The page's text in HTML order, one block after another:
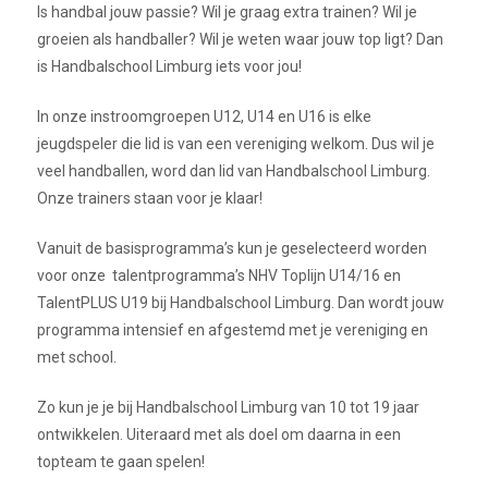
Is handbal jouw passie? Wil je graag extra trainen? Wil je
groeien als handballer? Wil je weten waar jouw top ligt? Dan
is Handbalschool Limburg iets voor jou!
In onze instroomgroepen U12, U14 en U16 is elke
jeugdspeler die lid is van een vereniging welkom. Dus wil je
veel handballen, word dan lid van Handbalschool Limburg.
Onze trainers staan voor je klaar!
Vanuit de basisprogramma’s kun je geselecteerd worden
voor onze talentprogramma’s NHV Toplijn U14/16 en
TalentPLUS U19 bij Handbalschool Limburg. Dan wordt jouw
programma intensief en afgestemd met je vereniging en
met school.
Zo kun je je bij Handbalschool Limburg van 10 tot 19 jaar
ontwikkelen. Uiteraard met als doel om daarna in een
topteam te gaan spelen!